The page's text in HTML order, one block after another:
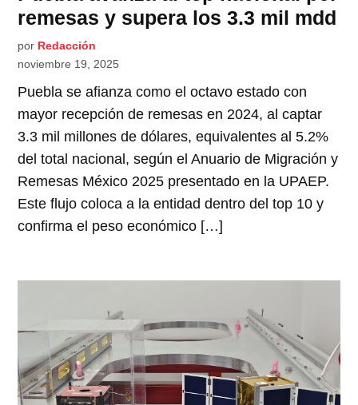
remesas y supera los 3.3 mil mdd
por Redacción
noviembre 19, 2025
Puebla se afianza como el octavo estado con
mayor recepción de remesas en 2024, al captar
3.3 mil millones de dólares, equivalentes al 5.2%
del total nacional, según el Anuario de Migración y
Remesas México 2025 presentado en la UPAEP.
Este flujo coloca a la entidad dentro del top 10 y
confirma el peso económico […]